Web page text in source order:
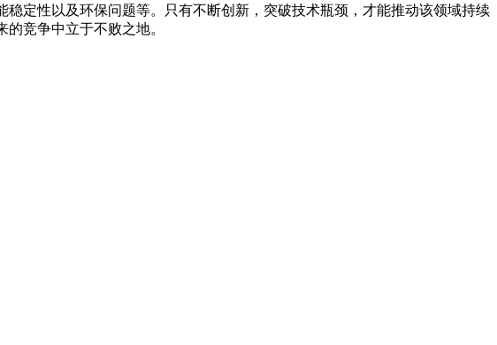
定性以及环保问题等。只有不断创新，突破技术瓶颈，才能推动该领域持续
竞争中立于不败之地。